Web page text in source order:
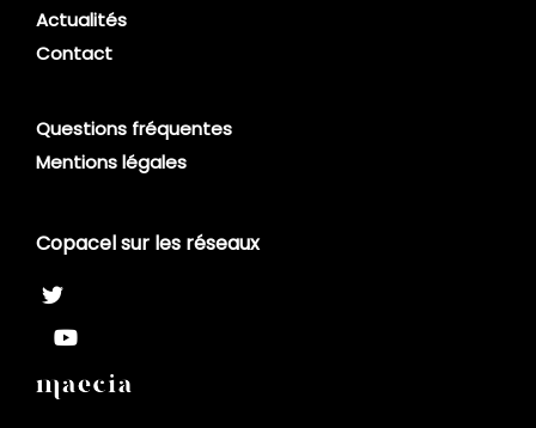
Actualités
Contact
Questions fréquentes
Mentions légales
Copacel sur les réseaux